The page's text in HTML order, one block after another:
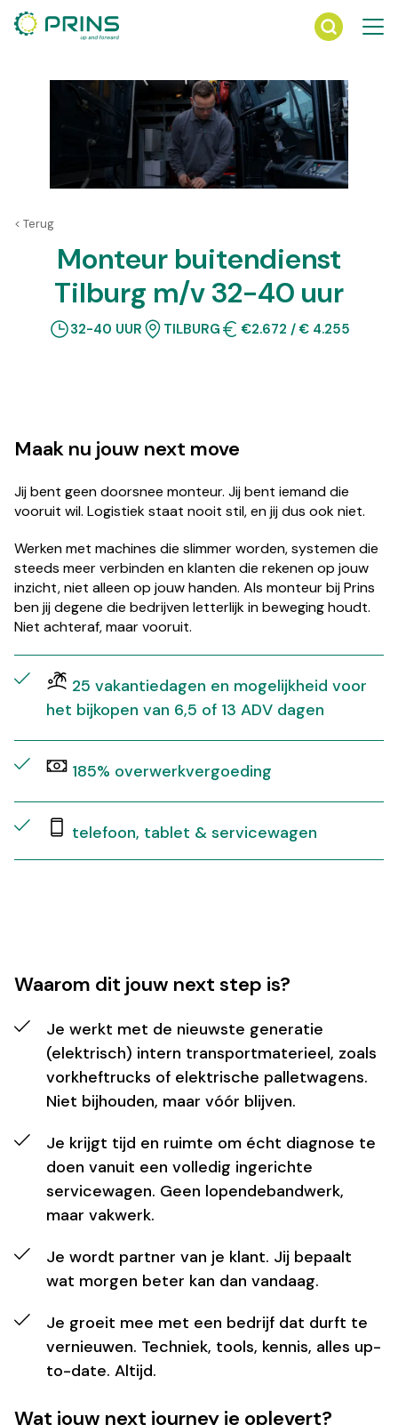
direct
< Terug
Monteur buitendienst
Tilburg m/v 32-40 uur
32-40 UUR TILBURG €2.672 / € 4.255
Maak nu jouw next move
Jij bent geen doorsnee monteur. Jij bent iemand die
vooruit wil. Logistiek staat nooit stil, en jij dus ook niet.
Werken met machines die slimmer worden, systemen die
steeds meer verbinden en klanten die rekenen op jouw
inzicht, niet alleen op jouw handen. Als monteur bij Prins
ben jij degene die bedrijven letterlijk in beweging houdt.
Niet achteraf, maar vooruit.
25 vakantiedagen en mogelijkheid voor
het bijkopen van 6,5 of 13 ADV dagen
185% overwerkvergoeding
telefoon, tablet & servicewagen
Waarom dit jouw next step is?
Je werkt met de nieuwste generatie
(elektrisch) intern transportmaterieel, zoals
vorkheftrucks of elektrische palletwagens.
Niet bijhouden, maar vóór blijven.
Je krijgt tijd en ruimte om écht diagnose te
doen vanuit een volledig ingerichte
servicewagen. Geen lopendebandwerk,
maar vakwerk.
Je wordt partner van je klant. Jij bepaalt
wat morgen beter kan dan vandaag.
Je groeit mee met een bedrijf dat durft te
vernieuwen. Techniek, tools, kennis, alles up-
to-date. Altijd.
Wat jouw next journey je oplevert?